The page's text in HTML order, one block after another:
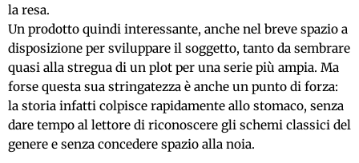
la resa.
Un prodotto quindi interessante, anche nel breve spazio a
disposizione per sviluppare il soggetto, tanto da sembrare
quasi alla stregua di un plot per una serie più ampia. Ma
forse questa sua stringatezza è anche un punto di forza:
la storia infatti colpisce rapidamente allo stomaco, senza
dare tempo al lettore di riconoscere gli schemi classici del
genere e senza concedere spazio alla noia.